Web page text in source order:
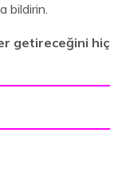
bildirin.
getireceğini hiç